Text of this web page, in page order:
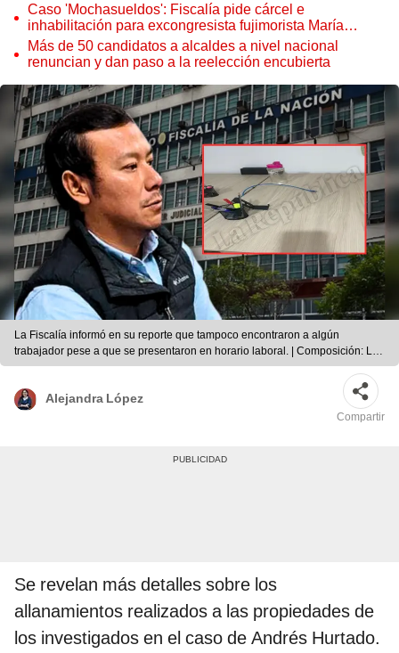
Caso 'Mochasueldos': Fiscalía pide cárcel e
inhabilitación para excongresista fujimorista María
Cordero Jon Tay
Más de 50 candidatos a alcaldes a nivel nacional
renuncian y dan paso a la reelección encubierta
La Fiscalía informó en su reporte que tampoco encontraron a algún
trabajador pese a que se presentaron en horario laboral. | Composición: La
República.
Alejandra López
Compartir
Se revelan más detalles sobre los
allanamientos realizados a las propiedades de
los investigados en el caso de Andrés Hurtado.